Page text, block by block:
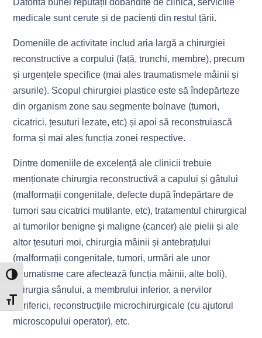
Toggle High Contrast
Toggle Font size
Datorită bunei reputații dobândite de clinică, serviciile
medicale sunt cerute și de pacienți din restul țării.
Domeniile de activitate includ aria largă a chirurgiei
reconstructive a corpului (față, trunchi, membre), precum
și urgențele specifice (mai ales traumatismele mâinii și
arsurile). Scopul chirurgiei plastice este să îndepărteze
din organism zone sau segmente bolnave (tumori,
cicatrici, țesuturi lezate, etc) și apoi să reconstruiască
forma și mai ales funcția zonei respective.
Dintre domeniile de excelență ale clinicii trebuie
menționate chirurgia reconstructivă a capului și gâtului
(malformații congenitale, defecte după îndepărtare de
tumori sau cicatrici mutilante, etc), tratamentul chirurgical
al tumorilor benigne şi maligne (cancer) ale pielii și ale
altor țesuturi moi, chirurgia mâinii și antebrațului
(malformații congenitale, tumori, urmări ale unor
traumatisme care afectează funcția mâinii, alte boli),
chirurgia sânului, a membrului inferior, a nervilor
periferici, reconstrucțiile microchirurgicale (cu ajutorul
microscopului operator), etc.